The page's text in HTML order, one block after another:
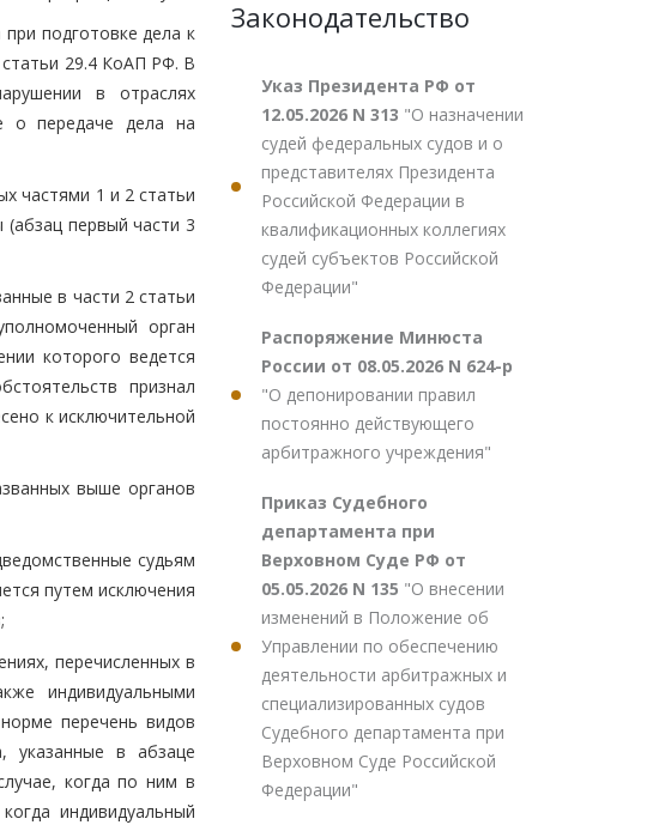
подготовке дела к
статьи 29.4 КоАП РФ. В
в отраслях
о передаче дела на
частями 1 и 2 статьи
первый части 3
в части 2 статьи
орган
которого ведется
признал
к исключительной
выше органов
судьям
путем исключения
перечисленных в
индивидуальными
перечень видов
указанные в абзаце
когда по ним в
индивидуальный
Законодательство
Указ Президента РФ от
12.05.2026 N 313 "О назначении
судей федеральных судов и о
представителях Президента
Российской Федерации в
квалификационных коллегиях
судей субъектов Российской
Федерации"
Распоряжение Минюста
России от 08.05.2026 N 624-р
"О депонировании правил
постоянно действующего
арбитражного учреждения"
Приказ Судебного
департамента при
Верховном Суде РФ от
05.05.2026 N 135 "О внесении
изменений в Положение об
Управлении по обеспечению
деятельности арбитражных и
специализированных судов
Судебного департамента при
Верховном Суде Российской
Федерации"